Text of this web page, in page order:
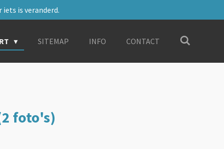
is veranderd.
SITEMAP INFO CONTACT
foto's)